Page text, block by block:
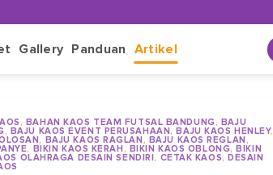
Gallery Panduan Artikel
, BAHAN KAOS TEAM FUTSAL BANDUNG, BAJU
, BAJU KAOS EVENT PERUSAHAAN,BAJU KAOS HENLEY,
, BAJU KAOS RAGLAN, BAJU KAOS REGLAN,
, BIKIN KAOS KERAH, BIKIN KAOS OBLONG,BIKIN
OLAHRAGA DESAIN SENDIRI, CETAK KAOS,DESAIN